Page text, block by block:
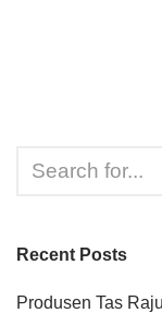
Recent Posts
Produsen Tas